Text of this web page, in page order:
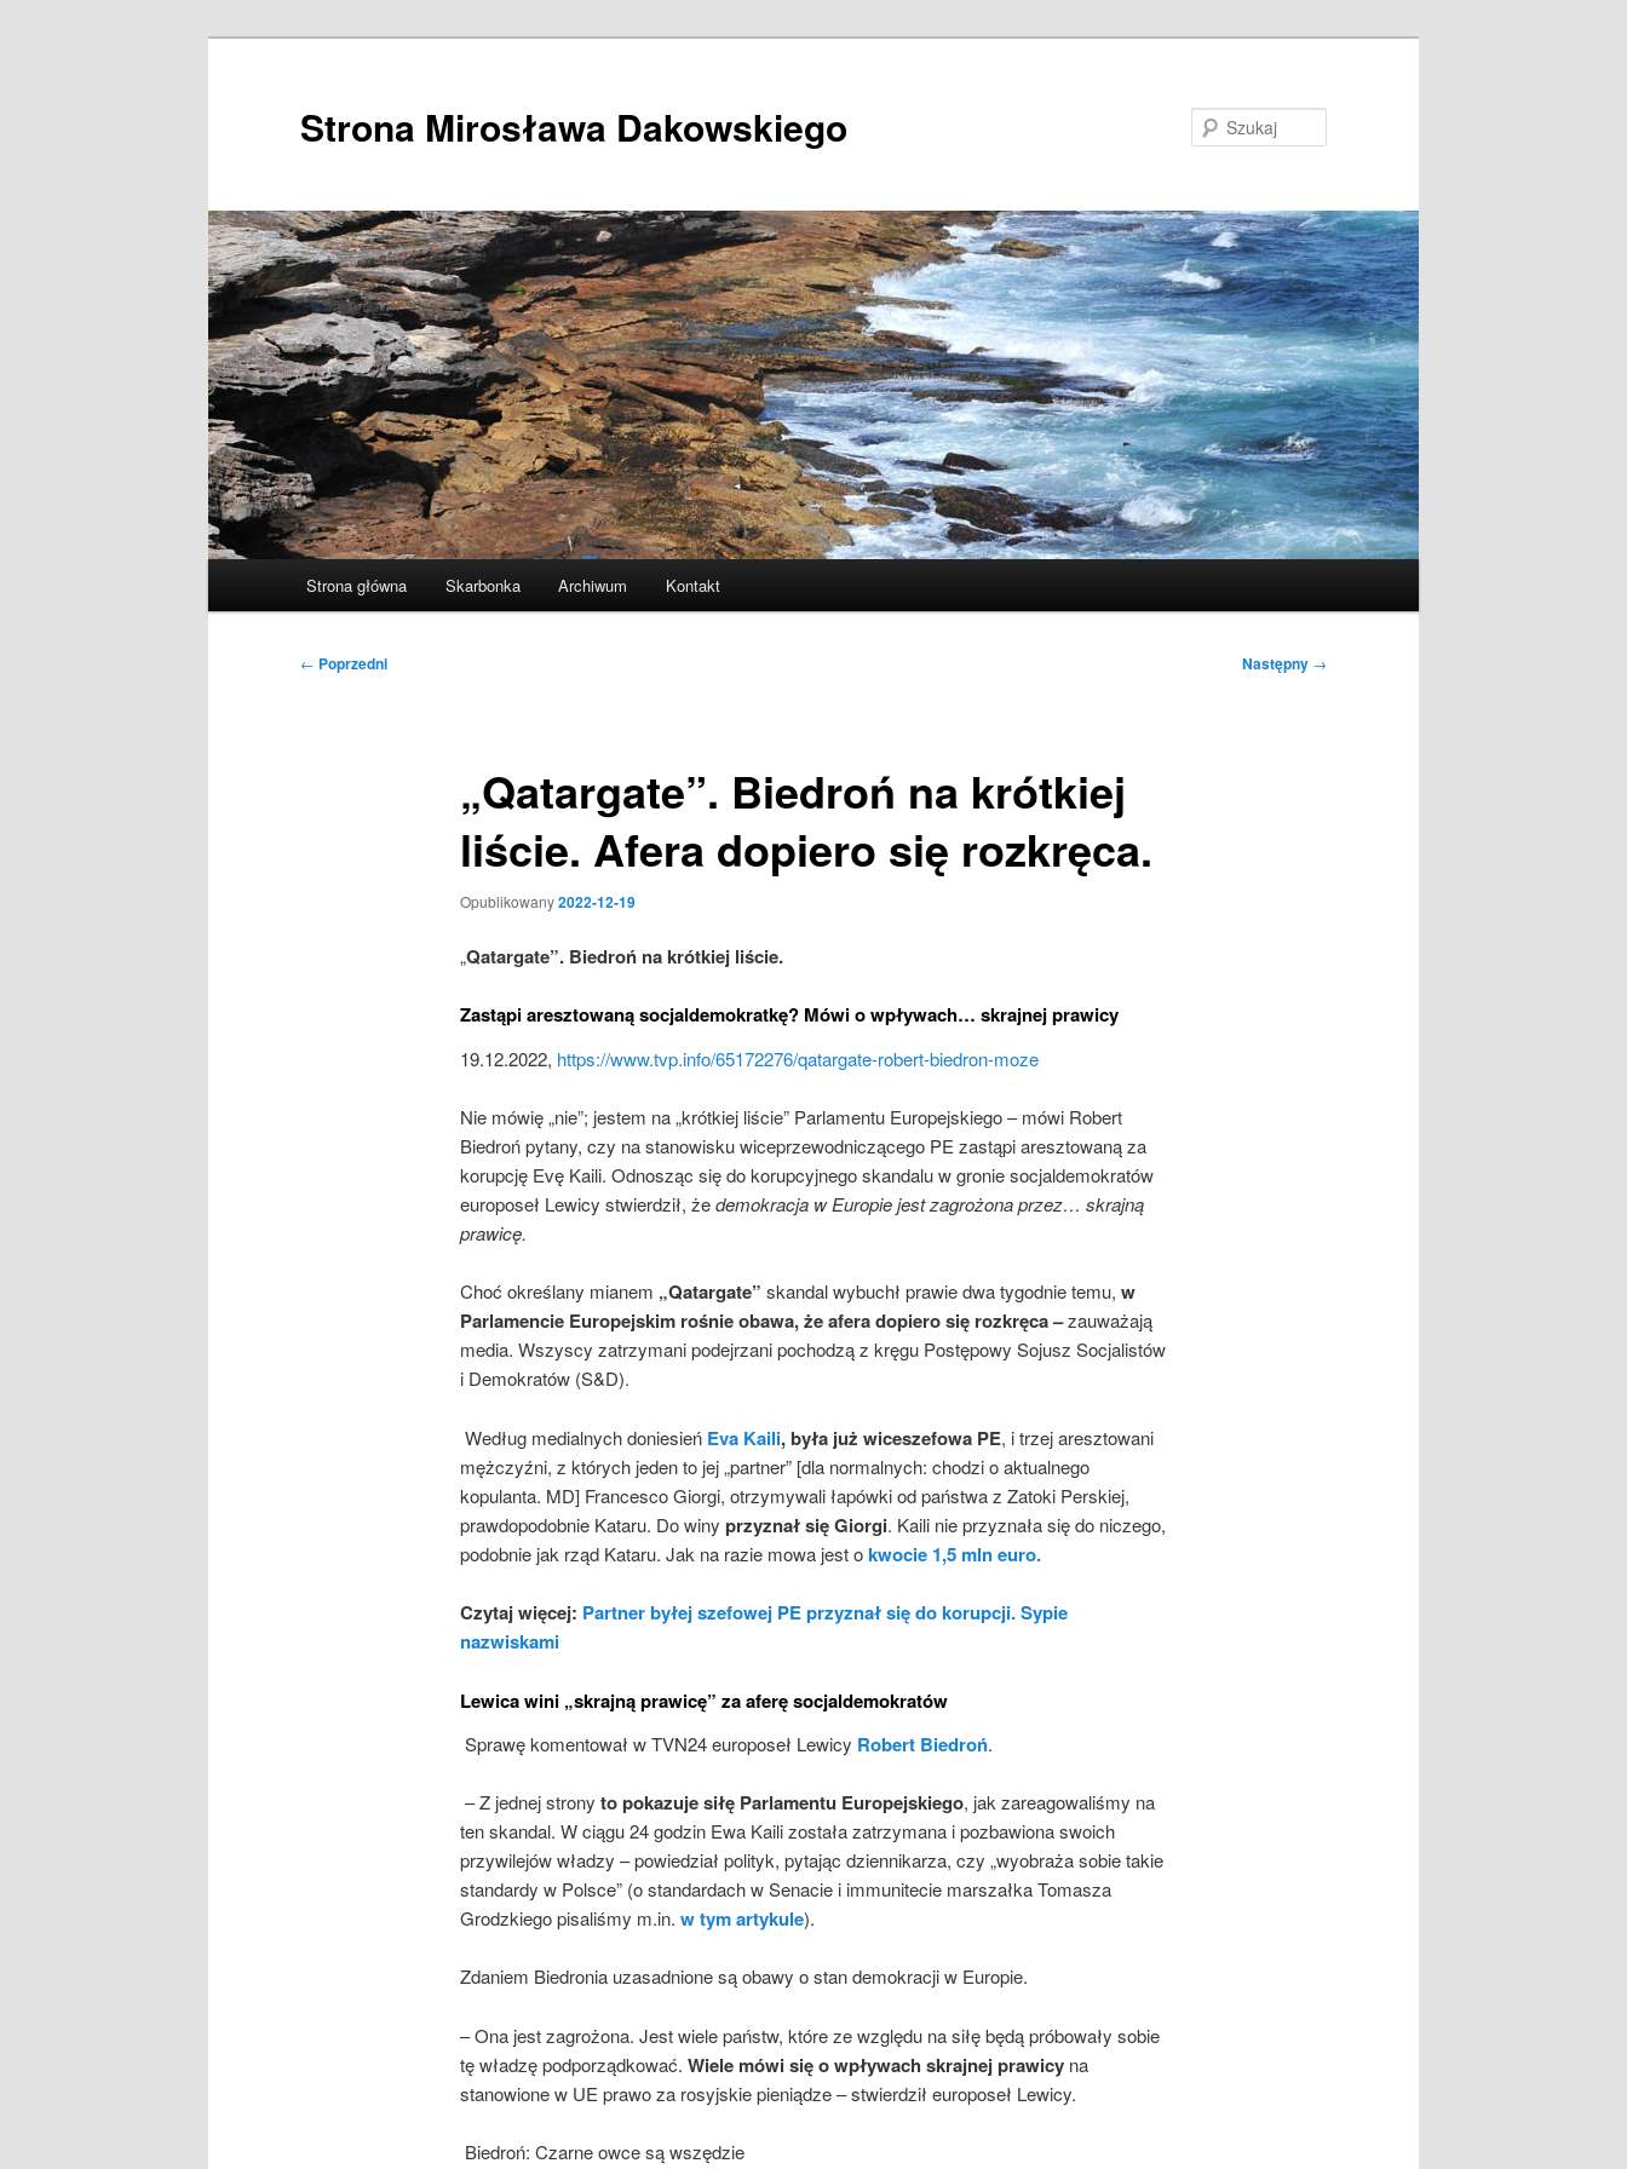
Strona Mirosława Dakowskiego
Strona główna Skarbonka Archiwum Kontakt
Nawigacja
← Poprzedni Następny →
„Qatargate”. Biedroń na krótkiej
liście. Afera dopiero się rozkręca.
Opublikowany2022-12-19
„Qatargate”. Biedroń na krótkiej liście.
Zastąpi aresztowaną socjaldemokratkę? Mówi o wpływach… skrajnej prawicy
19.12.2022, https://www.tvp.info/65172276/qatargate-robert-biedron-moze
Nie mówię „nie”; jestem na „krótkiej liście” Parlamentu Europejskiego – mówi Robert
Biedroń pytany, czy na stanowisku wiceprzewodniczącego PE zastąpi aresztowaną za
korupcję Evę Kaili. Odnosząc się do korupcyjnego skandalu w gronie socjaldemokratów
europoseł Lewicy stwierdził, żedemokracja w Europie jest zagrożona przez… skrajną
prawicę.
Choć określany mianem „Qatargate” skandal wybuchł prawie dwa tygodnie temu, w
Parlamencie Europejskim rośnie obawa, że afera dopiero się rozkręca –zauważają
media. Wszyscy zatrzymani podejrzani pochodzą z kręgu Postępowy Sojusz Socjalistów
i Demokratów (S&D).
Według medialnych doniesień Eva Kaili, była już wiceszefowa PE, i trzej aresztowani
mężczyźni, z których jeden to jej „partner” [dla normalnych: chodzi o aktualnego
kopulanta. MD] Francesco Giorgi, otrzymywali łapówki od państwa z Zatoki Perskiej,
prawdopodobnie Kataru. Do winy przyznał się Giorgi. Kaili nie przyznała się do niczego,
podobnie jak rząd Kataru. Jak na razie mowa jest okwocie 1,5 mln euro.
Czytaj więcej: Partner byłej szefowej PE przyznał się do korupcji. Sypie
nazwiskami
Lewica wini „skrajną prawicę” za aferę socjaldemokratów
Sprawę komentował w TVN24 europoseł Lewicy Robert Biedroń.
– Z jednej strony to pokazuje siłę Parlamentu Europejskiego, jak zareagowaliśmy na
ten skandal. W ciągu 24 godzin Ewa Kaili została zatrzymana i pozbawiona swoich
przywilejów władzy – powiedział polityk, pytając dziennikarza, czy „wyobraża sobie takie
standardy w Polsce” (o standardach w Senacie i immunitecie marszałka Tomasza
Grodzkiego pisaliśmy m.in. w tym artykule).
Zdaniem Biedronia uzasadnione są obawy o stan demokracji w Europie.
– Ona jest zagrożona. Jest wiele państw, które ze względu na siłę będą próbowały sobie
tę władzę podporządkować. Wiele mówi się o wpływach skrajnej prawicyna
stanowione w UE prawo za rosyjskie pieniądze – stwierdził europoseł Lewicy.
Biedroń: Czarne owce są wszędzie